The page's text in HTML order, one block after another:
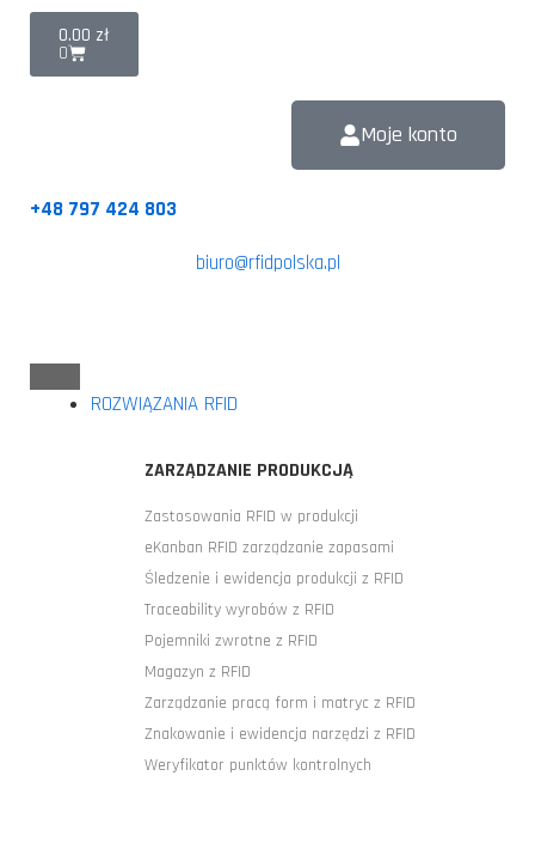
biuro@rfidpolska.pl
+48 797 424 803
Moje konto
0.00 zł
0
ROZWIĄZANIA RFID
ZARZĄDZANIE PRODUKCJĄ
Zastosowania RFID w produkcji
eKanban RFID zarządzanie zapasami
Śledzenie i ewidencja produkcji z RFID
Traceability wyrobów z RFID
Pojemniki zwrotne z RFID
Magazyn z RFID
Zarządzanie pracą form i matryc z RFID
Znakowanie i ewidencja narzędzi z RFID
Weryfikator punktów kontrolnych